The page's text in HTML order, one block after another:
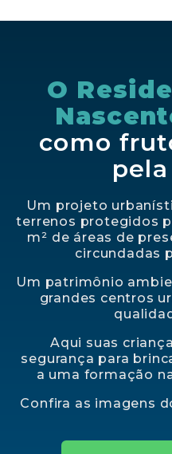
O
como
Um projeto
terrenos protegidos
m² de áreas de
circundadas
Um patrimônio
grandes centros
Aqui suas
segurança para
a uma formação
Confira as imagens